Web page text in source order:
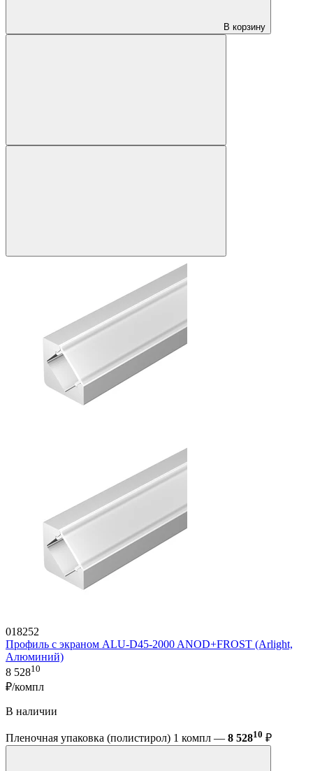
В корзину
018252
Профиль с экраном ALU-D45-2000 ANOD+FROST (Arlight,
Алюминий)
8 52810
₽/компл
В наличии
Пленочная упаковка (полистирол) 1 компл — 8 52810 ₽